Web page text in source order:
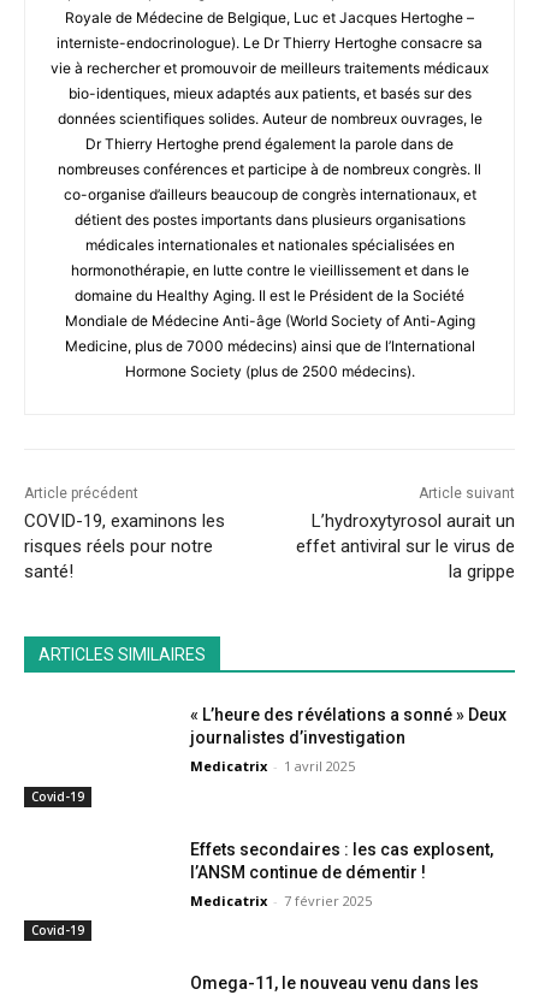
Royale de Médecine de Belgique, Luc et Jacques Hertoghe –
interniste-endocrinologue). Le Dr Thierry Hertoghe consacre sa
vie à rechercher et promouvoir de meilleurs traitements médicaux
bio-identiques, mieux adaptés aux patients, et basés sur des
données scientifiques solides. Auteur de nombreux ouvrages, le
Dr Thierry Hertoghe prend également la parole dans de
nombreuses conférences et participe à de nombreux congrès. Il
co-organise d’ailleurs beaucoup de congrès internationaux, et
détient des postes importants dans plusieurs organisations
médicales internationales et nationales spécialisées en
hormonothérapie, en lutte contre le vieillissement et dans le
domaine du Healthy Aging. Il est le Président de la Société
Mondiale de Médecine Anti-âge (World Society of Anti-Aging
Medicine, plus de 7000 médecins) ainsi que de l’International
Hormone Society (plus de 2500 médecins).
Article précédent
COVID-19, examinons les
risques réels pour notre
santé!
Article suivant
L’hydroxytyrosol aurait un
effet antiviral sur le virus de
la grippe
ARTICLES SIMILAIRES
Covid-19
« L’heure des révélations a sonné » Deux
journalistes d’investigation
Medicatrix - 1 avril 2025
Covid-19
Effets secondaires : les cas explosent,
l’ANSM continue de démentir !
Medicatrix - 7 février 2025
Omega-11, le nouveau venu dans les